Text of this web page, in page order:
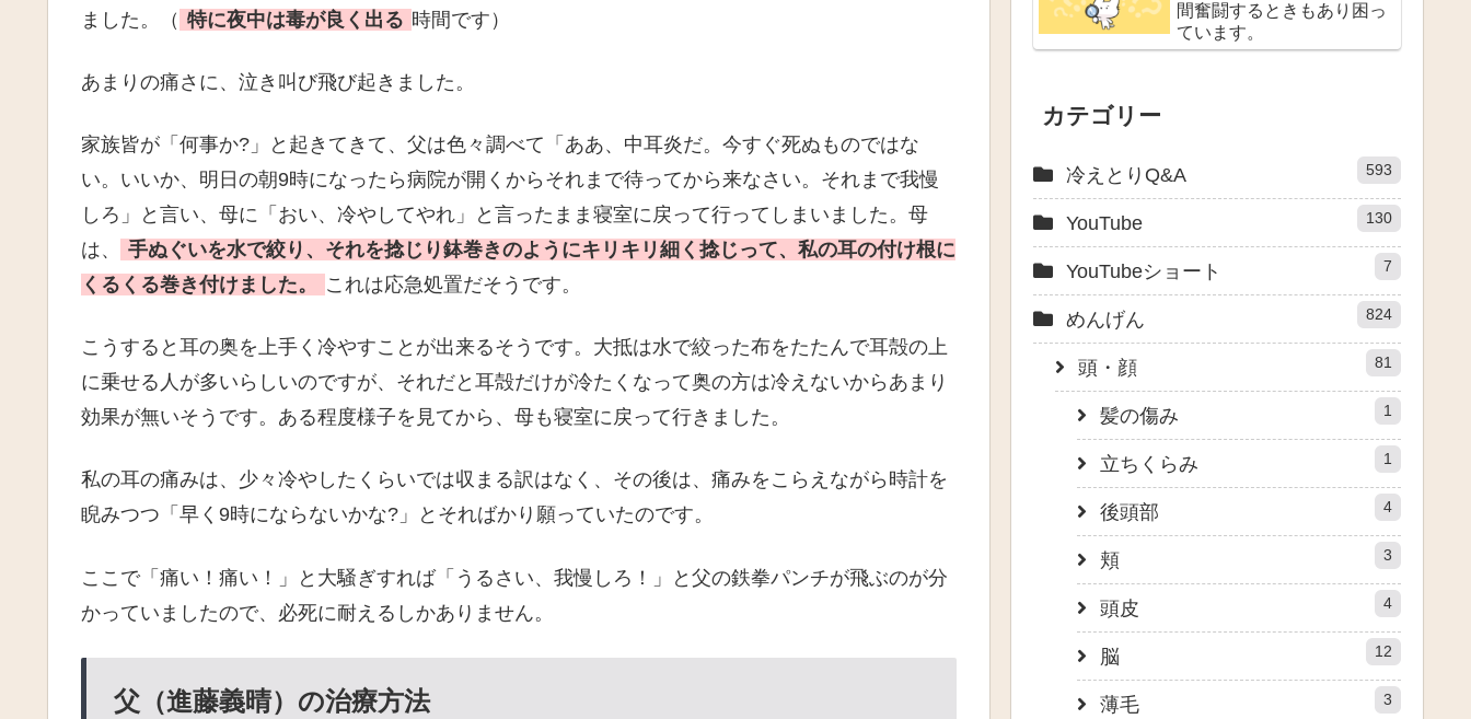
ました。（ 特に夜中は毒が良く出る 時間です）
あまりの痛さに、泣き叫び飛び起きました。
家族皆が「何事か?」と起きてきて、父は色々調べて「ああ、中耳炎だ。今すぐ死ぬものではな
い。いいか、明日の朝9時になったら病院が開くからそれまで待ってから来なさい。それまで我慢
しろ」と言い、母に「おい、冷やしてやれ」と言ったまま寝室に戻って行ってしまいました。母
は、
手ぬぐいを水で絞り、それを捻じり鉢巻きのようにキリキリ細く捻じって、私の耳の付け根に
くるくる巻き付けました。
これは応急処置だそうです。
こうすると耳の奥を上手く冷やすことが出来るそうです。大抵は水で絞った布をたたんで耳殻の上
に乗せる人が多いらしいのですが、それだと耳殻だけが冷たくなって奥の方は冷えないからあまり
効果が無いそうです。ある程度様子を見てから、母も寝室に戻って行きました。
私の耳の痛みは、少々冷やしたくらいでは収まる訳はなく、その後は、痛みをこらえながら時計を
睨みつつ「早く9時にならないかな?」とそればかり願っていたのです。
ここで「痛い！痛い！」と大騒ぎすれば「うるさい、我慢しろ！」と父の鉄拳パンチが飛ぶのが分
かっていましたので、必死に耐えるしかありません。
父（進藤義晴）の治療方法
間奮闘するときもあり困っ
ています。
カテゴリー
冷えとりQ&A 593
YouTube 130
YouTubeショート 7
めんげん 824
頭・顔 81
髪の傷み 1
立ちくらみ 1
後頭部 4
頬 3
頭皮 4
脳 12
薄毛 3